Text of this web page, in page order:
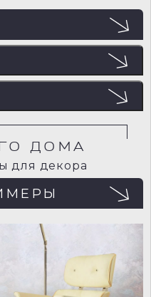
может не
рекомендуем
(выкрас) для точного
содержимого
cookies
ДОМА
для декора